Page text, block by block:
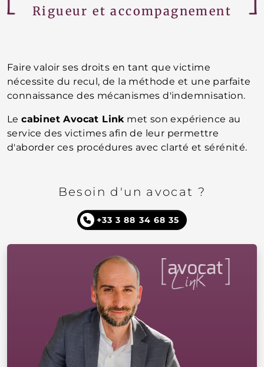
Rigueur et accompagnement
Faire valoir ses droits en tant que victime
nécessite du recul, de la méthode et une parfaite
connaissance des mécanismes d'indemnisation.
Lecabinet Avocat Linkmet son expérience au
service des victimes afin de leur permettre
d'aborder ces procédures avec clarté et sérénité.
Besoin d'un avocat ?
+33 3 88 34 68 35